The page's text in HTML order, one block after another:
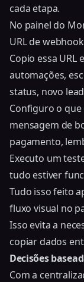
cada etapa.
No painel do
URL de
Copio essa URL
automações,
status, novo
Configuro o que
mensagem de
pagamento,
Executo um
tudo estiver
Tudo isso feito
fluxo visual no
Isso evita a
copiar dados
Decisões
Com a